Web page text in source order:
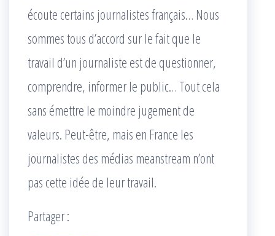
écoute certains journalistes français… Nous
sommes tous d’accord sur le fait que le
travail d’un journaliste est de questionner,
comprendre, informer le public… Tout cela
sans émettre le moindre jugement de
valeurs. Peut-être, mais en France les
journalistes des médias meanstream n’ont
pas cette idée de leur travail.
Partager :